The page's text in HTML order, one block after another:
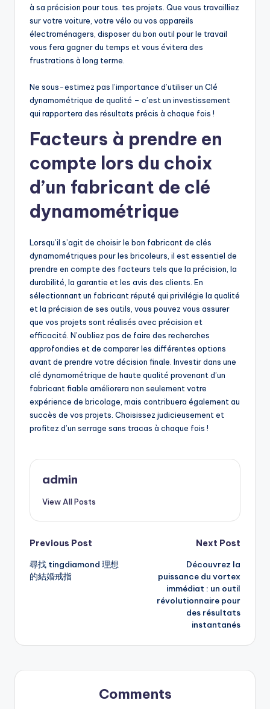
à sa précision pour tous. tes projets. Que vous travailliez
sur votre voiture, votre vélo ou vos appareils
électroménagers, disposer du bon outil pour le travail
vous fera gagner du temps et vous évitera des
frustrations à long terme.
Ne sous-estimez pas l’importance d’utiliser un Clé
dynamométrique de qualité – c’est un investissement
qui rapportera des résultats précis à chaque fois !
Facteurs à prendre en
compte lors du choix
d’un fabricant de clé
dynamométrique
Lorsqu’il s’agit de choisir le bon fabricant de clés
dynamométriques pour les bricoleurs, il est essentiel de
prendre en compte des facteurs tels que la précision, la
durabilité, la garantie et les avis des clients. En
sélectionnant un fabricant réputé qui privilégie la qualité
et la précision de ses outils, vous pouvez vous assurer
que vos projets sont réalisés avec précision et
efficacité. N’oubliez pas de faire des recherches
approfondies et de comparer les différentes options
avant de prendre votre décision finale. Investir dans une
clé dynamométrique de haute qualité provenant d’un
fabricant fiable améliorera non seulement votre
expérience de bricolage, mais contribuera également au
succès de vos projets. Choisissez judicieusement et
profitez d’un serrage sans tracas à chaque fois !
admin
View All Posts
Post
navigation
Previous Post
尋找 tingdiamond 理想
的結婚戒指
Next Post
Découvrez la
puissance du vortex
immédiat : un outil
révolutionnaire pour
des résultats
instantanés
Comments